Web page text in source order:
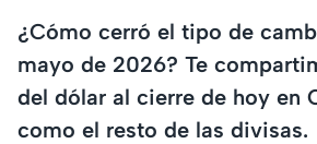
¿Cómo cerró el tipo de
mayo de 2026? Te
del dólar al cierre de hoy en
como el resto de las divisas.